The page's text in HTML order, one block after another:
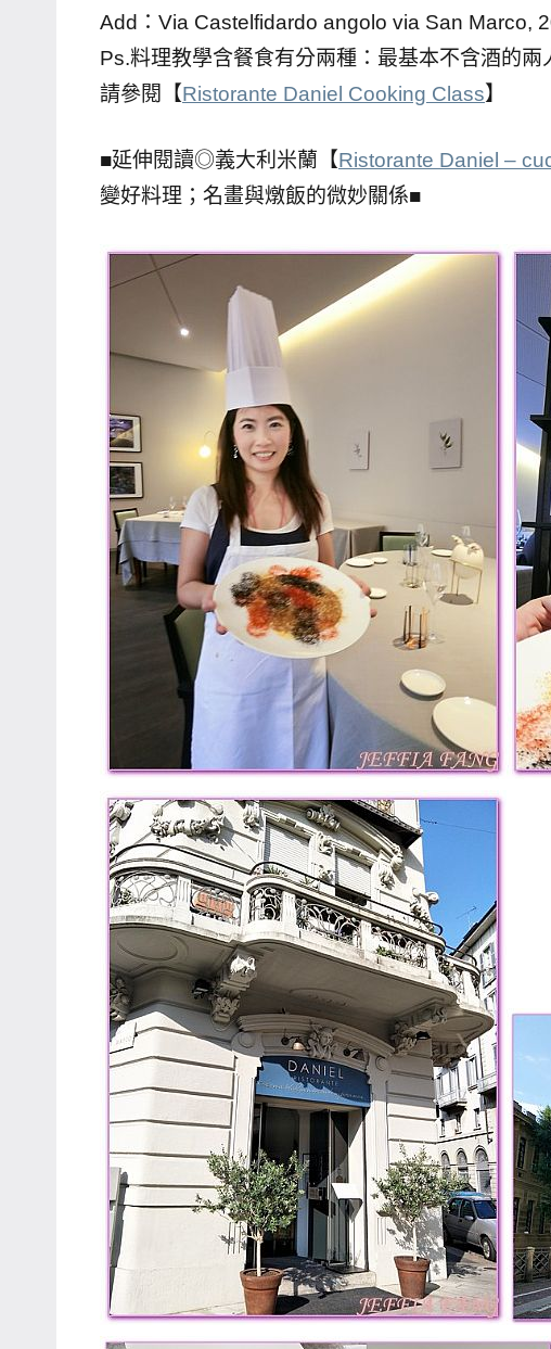
光
作
人
對
★
Add：Via Castelfidardo angolo via San Marco,
Ps.料理教學含餐食有分兩種：最基本不含酒的兩
請參閱【Ristorante Daniel Cooking Class】
■延伸閱讀◎義大利米蘭【Ristorante Daniel –
變好料理；名畫與燉飯的微妙關係■